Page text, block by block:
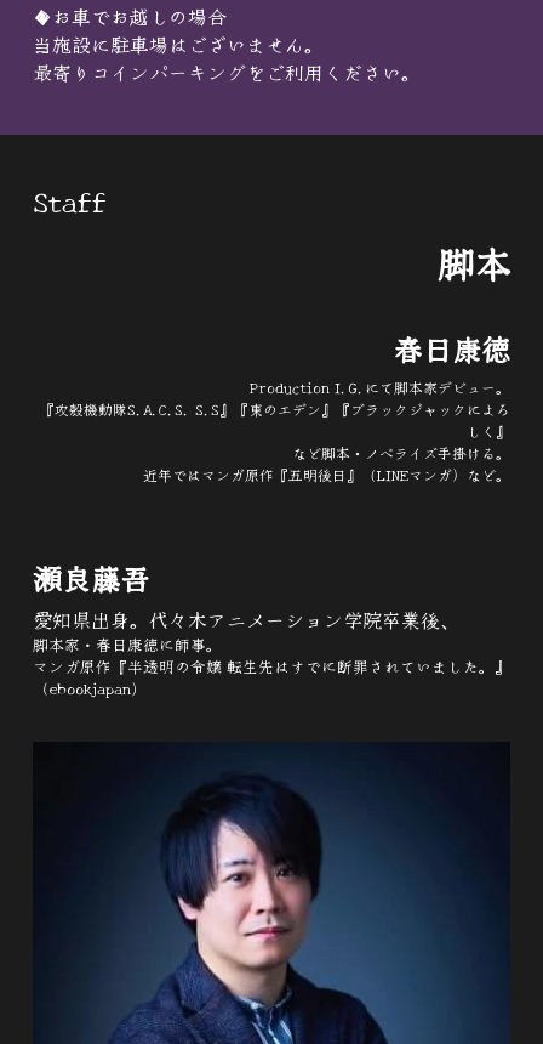
◆お車でお越しの場合
当施設に駐車場はございません。
最寄りコインパーキングをご利用ください。
Staff
脚本
春日康徳
Production I.G.にて脚本家デビュー。
『攻殻機動隊S.A.C.S. S.S』『東のエデン』『ブラックジャックによろ
しく』
など脚本・ノベライズ手掛ける。
近年ではマンガ原作『五明後日』（LINEマンガ）など。
瀬良藤吾
愛知県出身。代々木アニメーション学院卒業後、
脚本家・春日康徳に師事。
マンガ原作『半透明の令嬢 転生先はすでに断罪されていました。』
（ebookjapan）